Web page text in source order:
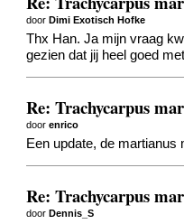
doorDimi Exotisch Hofke
Thx Han. Ja mijn vraag
gezien dat jij heel goed
Re: Trachycarpus
doorenrico
Een update, de
Re: Trachycarpus
doorDennis_S